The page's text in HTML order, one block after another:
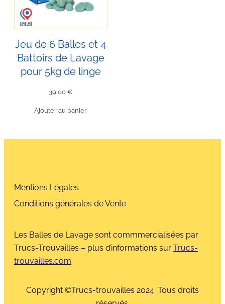
Jeu de 6 Balles et 4
Battoirs de Lavage
pour 5kg de linge
39,00€
Ajouter au panier
Mentions Légales
Conditions générales de Vente
Les Balles de Lavage sont commmercialisées par
Trucs-Trouvailles – plus d’informations sur Trucs-
trouvailles.com
Copyright ©Trucs-trouvailles 2024. Tous droits